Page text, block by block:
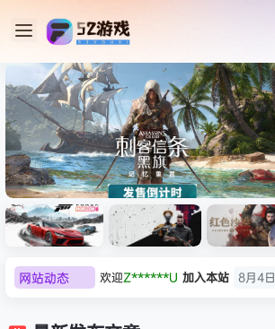
虚拟机版/Assassin’s Creed
网站动态 欢迎Z******U 加入本站 8月4日
欢迎 C****i